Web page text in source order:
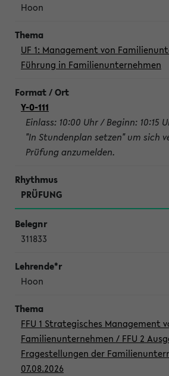
Hoon
UF 1: Management von
Führung in Familienunternehmen
Y-0-111
Einlass: 10:00 Uhr / Beginn: 10:15
"In Stundenplan setzen" um sich
Prüfung anzumelden.
PRÜFUNG
311833
Hoon
FFU 1 Strategisches Management
Familienunternehmen / FFU 2
Fragestellungen der
07.08.2026